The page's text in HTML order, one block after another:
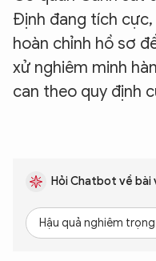
Định đang tích
hoàn chỉnh hồ sơ
xử nghiêm minh
can theo quy định
Hỏi Chatbot về bài
Hậu quả nghiêm